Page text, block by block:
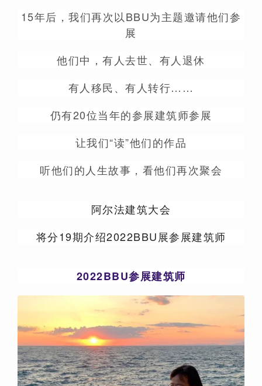
15年后，我们再次以BBU为主题邀请他们参
展
他们中，有人去世、有人退休
有人移民、有人转行……
仍有20位当年的参展建筑师参展
让我们“读”他们的作品
听他们的人生故事，看他们再次聚会
阿尔法建筑大会
将分19期介绍2022BBU展参展建筑师
2022BBU参展建筑师